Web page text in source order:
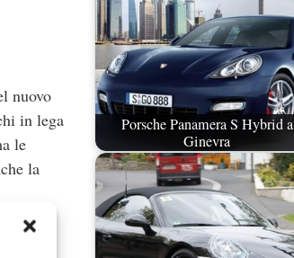
nuovo
in lega
le
la
Porsche Panamera S Hybrid a
Ginevra